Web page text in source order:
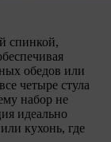
спинкой,
обедов или
четыре стула
набор не
идеально
кухонь, где